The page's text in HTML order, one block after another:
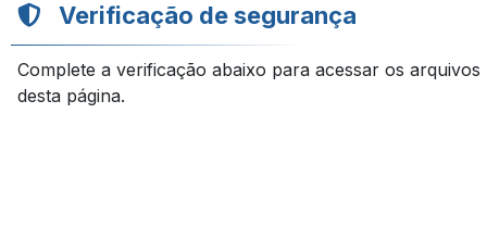
Verificação de segurança
Complete a verificação abaixo para acessar os arquivos
desta página.